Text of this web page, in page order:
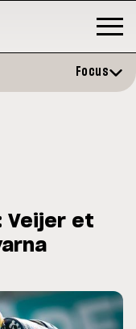
Focus
Veijer et